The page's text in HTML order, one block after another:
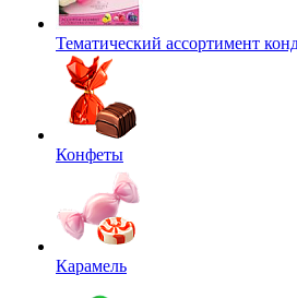
Тематический ассортимент
Конфеты
Карамель